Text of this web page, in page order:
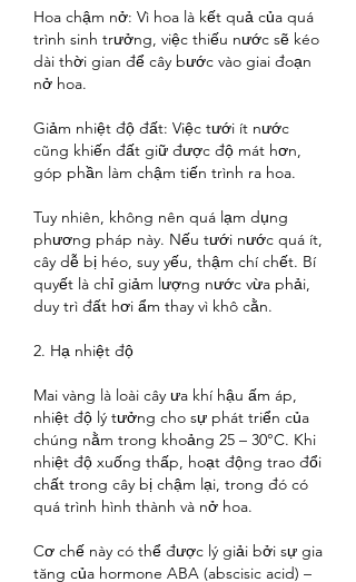
Hoa chậm nở: Vì hoa là kết quả của quá
trình sinh trưởng, việc thiếu nước sẽ kéo
dài thời gian để cây bước vào giai đoạn
nở hoa.
Giảm nhiệt độ đất: Việc tưới ít nước
cũng khiến đất giữ được độ mát hơn,
góp phần làm chậm tiến trình ra hoa.
Tuy nhiên, không nên quá lạm dụng
phương pháp này. Nếu tưới nước quá ít,
cây dễ bị héo, suy yếu, thậm chí chết. Bí
quyết là chỉ giảm lượng nước vừa phải,
duy trì đất hơi ẩm thay vì khô cằn.
2. Hạ nhiệt độ
Mai vàng là loài cây ưa khí hậu ấm áp,
nhiệt độ lý tưởng cho sự phát triển của
chúng nằm trong khoảng 25 – 30°C. Khi
nhiệt độ xuống thấp, hoạt động trao đổi
chất trong cây bị chậm lại, trong đó có
quá trình hình thành và nở hoa.
Cơ chế này có thể được lý giải bởi sự gia
tăng của hormone ABA (abscisic acid) –